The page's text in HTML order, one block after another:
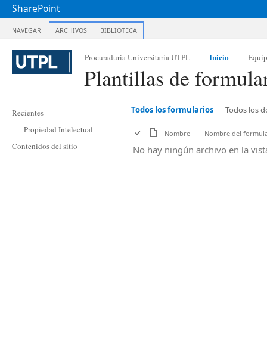
SharePoint
NAVEGAR ARCHIVOS BIBLIOTECA
Procuraduria Universitaria UTPL Inicio
Plantillas de
Recientes
Propiedad Intelectual
Contenidos del sitio
Todos los formularios Todos los
Nombre Nombre del
No hay ningún archivo en la